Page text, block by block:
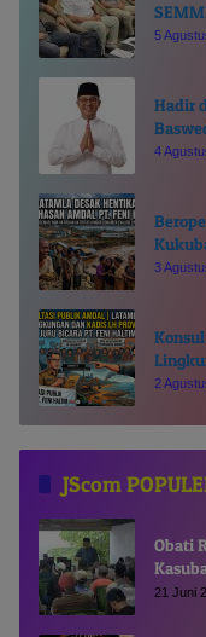
5
Hadir
Kie
4
3
Bicara
2
JScom
Obati
21 Juni